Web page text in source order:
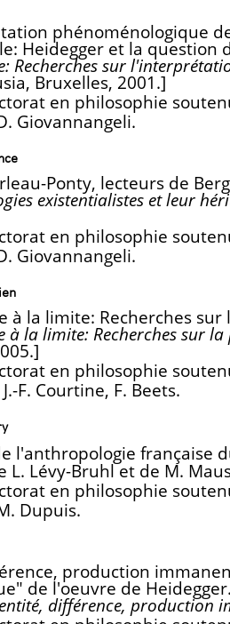
phénoménologique
Heidegger et la question
Recherches sur
Bruxelles, 2001.]
en philosophie
Giovannangeli.
Ponty, lecteurs de
existentialistes et leur
en philosophie
Giovannangeli.
à la limite: Recherches
à la limite: Recherches sur
en philosophie
F. Courtine, F. Beets.
l'anthropologie française
L. Lévy-Bruhl et de M.
en philosophie
Dupuis.
production
de l'oeuvre de
différence, production